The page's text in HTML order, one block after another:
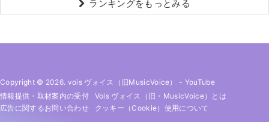
ランキングをもっとみる
Copyright © 2026. vois ヴォイス（旧MusicVoice） - YouTube
情報提供・取材案内の受付
Vois ヴォイス（旧・MusicVoice）とは
広告に関するお問い合わせ
クッキー（cookie）使用について